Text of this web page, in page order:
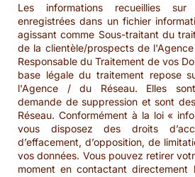
Les informations recueillies
enregistrées dans un fichier
agissant comme Sous-traitant du
de la clientèle/prospects de
Responsable du Traitement de vos
base légale du traitement repose
l'Agence / du Réseau. Elles
demande de suppression et sont
Réseau. Conformément à la loi «
vous disposez des droits
d’effacement, d’opposition, de
vos données. Vous pouvez retirer
moment en contactant directement